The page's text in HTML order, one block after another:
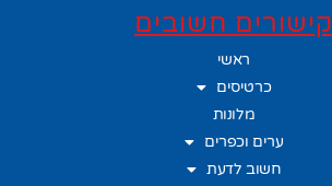
קישורים חשובים
ראשי
כרטיסים
מלונות
ערים וכפרים
חשוב לדעת